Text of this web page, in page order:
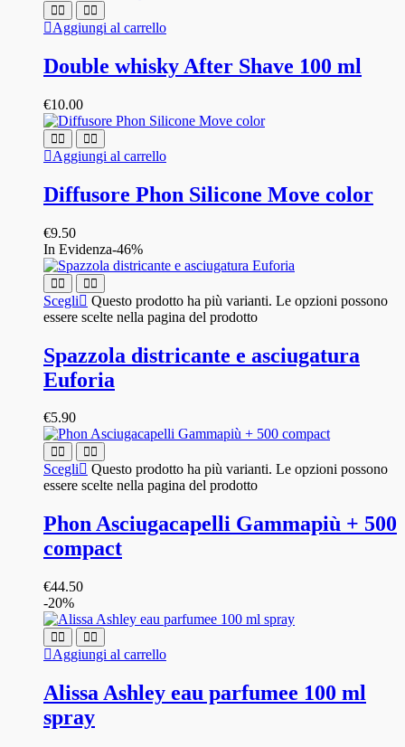
Aggiungi al carrello
Double whisky After Shave 100 ml
€10.00
Aggiungi al carrello
Diffusore Phon Silicone Move color
€9.50
In Evidenza-46%
Scegli
Questo prodotto ha più varianti. Le opzioni possono
essere scelte nella pagina del prodotto
Spazzola districante e asciugatura
Euforia
€5.90
Scegli
Questo prodotto ha più varianti. Le opzioni possono
essere scelte nella pagina del prodotto
Phon Asciugacapelli Gammapiù + 500
compact
€44.50
-20%
Aggiungi al carrello
Alissa Ashley eau parfumee 100 ml
spray